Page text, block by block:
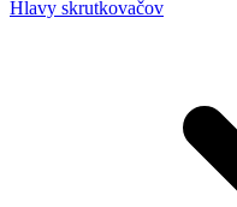
Hlavy skrutkovačov